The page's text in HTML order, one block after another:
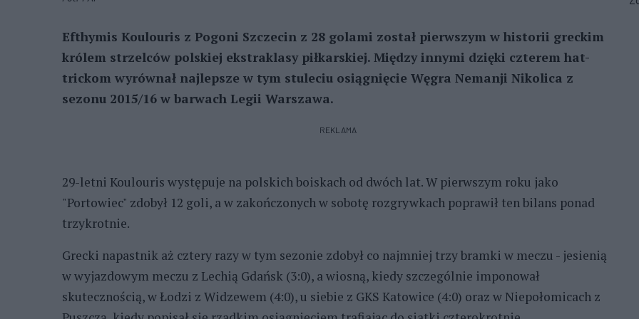
Efthymis Koulouris z Pogoni Szczecin z 28 golami został pierwszym w historii greckim
królem strzelców polskiej ekstraklasy piłkarskiej. Między innymi dzięki czterem hat-
trickom wyrównał najlepsze w tym stuleciu osiągnięcie Węgra Nemanji Nikolica z
sezonu 2015/16 w barwach Legii Warszawa.
REKLAMA
29-letni Koulouris występuje na polskich boiskach od dwóch lat. W pierwszym roku jako
"Portowiec" zdobył 12 goli, a w zakończonych w sobotę rozgrywkach poprawił ten bilans ponad
trzykrotnie.
Grecki napastnik aż cztery razy w tym sezonie zdobył co najmniej trzy bramki w meczu - jesienią
w wyjazdowym meczu z Lechią Gdańsk (3:0), a wiosną, kiedy szczególnie imponował
skutecznością, w Łodzi z Widzewem (4:0), u siebie z GKS Katowice (4:0) oraz w Niepołomicach z